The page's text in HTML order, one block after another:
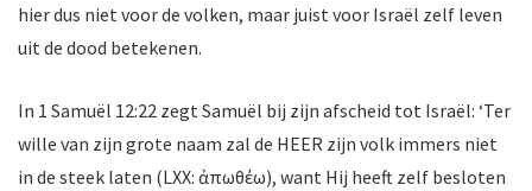
hier dus niet voor de volken, maar juist voor Israël zelf leven
uit de dood betekenen.
In 1 Samuël 12:22 zegt Samuël bij zijn afscheid tot Israël: ‘Ter
wille van zijn grote naam zal de HEER zijn volk immers niet
in de steek laten (LXX: ἀπωθέω), want Hij heeft zelf besloten